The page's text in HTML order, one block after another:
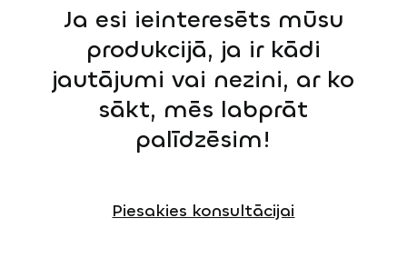
Ja esi ieinteresēts mūsu
produkcijā, ja ir kādi
jautājumi vai nezini, ar ko
sākt, mēs labprāt
palīdzēsim!
Piesakies konsultācijai